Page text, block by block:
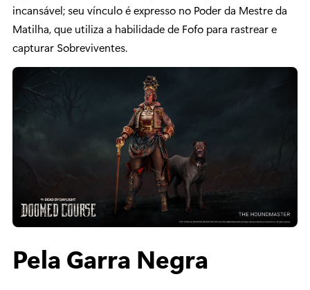
incansável; seu vínculo é expresso no Poder da Mestre da
Matilha, que utiliza a habilidade de Fofo para rastrear e
capturar Sobreviventes.
Pela Garra Negra